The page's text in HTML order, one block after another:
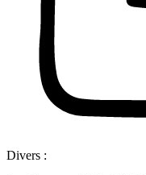
Divers :